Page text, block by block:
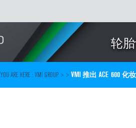
轮
YOU ARE HERE : VMI GROUP > > VMI 推出 ACE 600